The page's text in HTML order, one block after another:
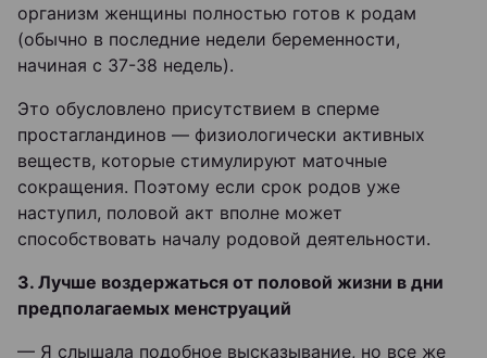
организм женщины полностью готов к родам
(обычно в последние недели беременности,
начиная с 37-38 недель).
Это обусловлено присутствием в сперме
простагландинов — физиологически активных
веществ, которые стимулируют маточные
сокращения. Поэтому если срок родов уже
наступил, половой акт вполне может
способствовать началу родовой деятельности.
3. Лучше воздержаться от половой жизни в дни
предполагаемых менструаций
— Я слышала подобное высказывание, но все же